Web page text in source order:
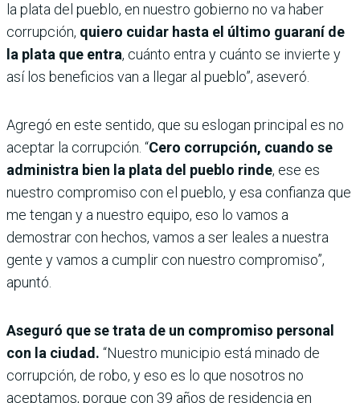
la plata del pueblo, en nuestro gobierno no va haber
corrupción, quiero cuidar hasta el último guaraní de
la plata que entra, cuánto entra y cuánto se invierte y
así los beneficios van a llegar al pueblo”, aseveró.
Agregó en este sentido, que su eslogan principal es no
aceptar la corrupción. “Cero corrupción, cuando se
administra bien la plata del pueblo rinde, ese es
nuestro compromiso con el pueblo, y esa confianza que
me tengan y a nuestro equipo, eso lo vamos a
demostrar con hechos, vamos a ser leales a nuestra
gente y vamos a cumplir con nuestro compromiso”,
apuntó.
Aseguró que se trata de un compromiso personal
con la ciudad. “Nuestro municipio está minado de
corrupción, de robo, y eso es lo que nosotros no
aceptamos, porque con 39 años de residencia en